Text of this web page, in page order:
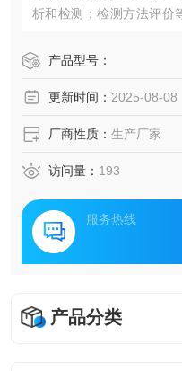
析和检测；检测方法评价
产品型号：
更新时间： 2025-08-08
厂商性质： 生产厂家
访问量： 193
服务热线
产品分类